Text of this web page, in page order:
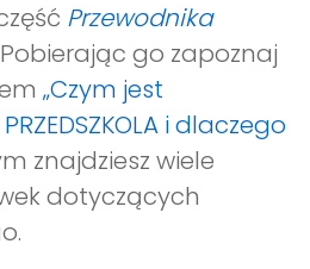
Przewodnika
go zapoznaj
„Czym jest
i dlaczego
znajdziesz wiele
dotyczących